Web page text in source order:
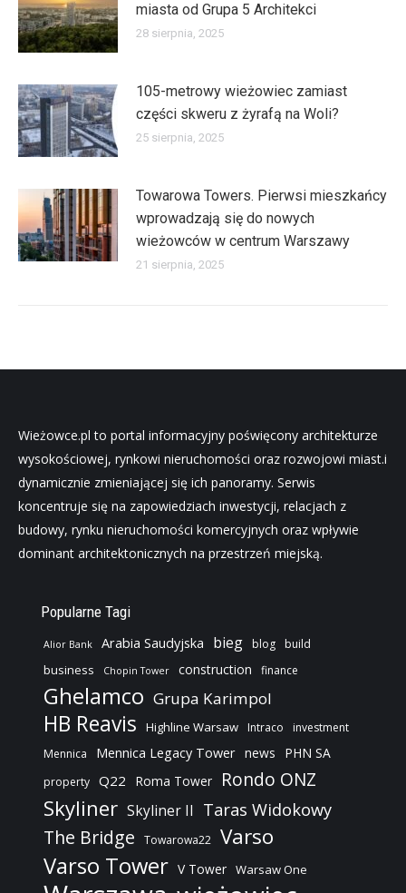
miasta od Grupa 5 Architekci
28 sierpnia, 2025
105-metrowy wieżowiec zamiast
części skweru z żyrafą na Woli?
25 sierpnia, 2025
Towarowa Towers. Pierwsi mieszkańcy
wprowadzają się do nowych
wieżowców w centrum Warszawy
21 sierpnia, 2025
Wieżowce.pl to portal informacyjny poświęcony architekturze
wysokościowej, rynkowi nieruchomości oraz rozwojowi miast.i
dynamicznie zmieniającej się ich panoramy. Serwis
koncentruje się na zapowiedziach inwestycji, relacjach z
budowy, rynku nieruchomości komercyjnych oraz wpływie
dominant architektonicznych na przestrzeń miejską.
Popularne Tagi
Alior Bank Arabia Saudyjska bieg blog build
business Chopin Tower construction finance
Ghelamco Grupa Karimpol
HB Reavis Highline Warsaw Intraco
investment
Mennica
Mennica Legacy Tower news PHN SA
property Q22 Roma Tower Rondo ONZ
Skyliner Skyliner II Taras Widokowy
The Bridge Towarowa22 Varso
Varso Tower V Tower Warsaw One